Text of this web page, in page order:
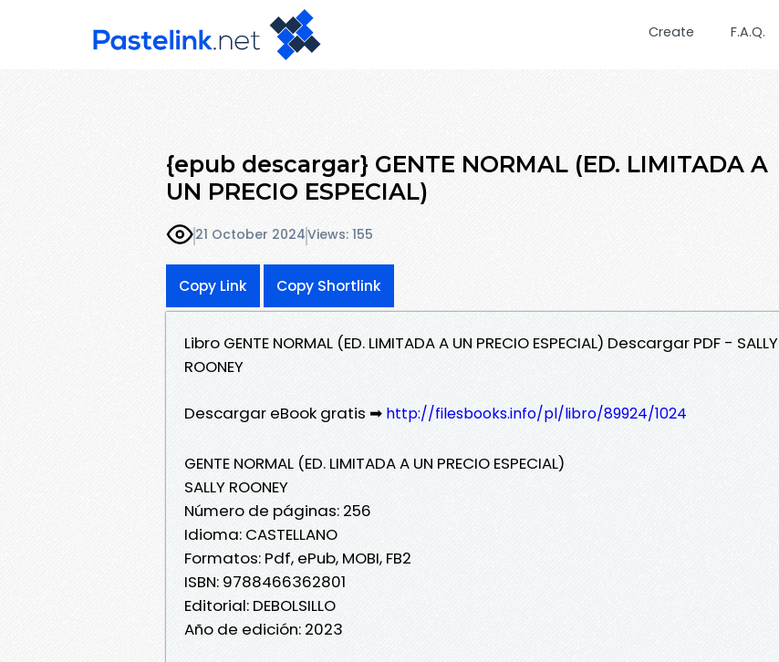
Create F.A.Q.
{epub descargar} GENTE NORMAL (ED. LIMITADA A
UN PRECIO ESPECIAL)
21 October 2024Views: 155
Copy Link Copy Shortlink
Libro GENTE NORMAL (ED. LIMITADA A UN PRECIO ESPECIAL) Descargar PDF - SALLY
ROONEY
Descargar eBook gratis ➡ http://filesbooks.info/pl/libro/89924/1024
GENTE NORMAL (ED. LIMITADA A UN PRECIO ESPECIAL)
SALLY ROONEY
Número de páginas: 256
Idioma: CASTELLANO
Formatos: Pdf, ePub, MOBI, FB2
ISBN: 9788466362801
Editorial: DEBOLSILLO
Año de edición: 2023